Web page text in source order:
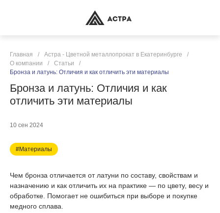
Главная / Астра - Цветной металлопрокат в Екатеринбурге
/
О компании
/ Статьи
/
Бронза и латунь: Отличия и как отличить эти материалы
Бронза и латунь: Отличия и как
отличить эти материалы
10 сен 2024
#Материалы
Чем бронза отличается от латуни по составу, свойствам и
назначению и как отличить их на практике — по цвету, весу и
обработке. Помогает не ошибиться при выборе и покупке
медного сплава.